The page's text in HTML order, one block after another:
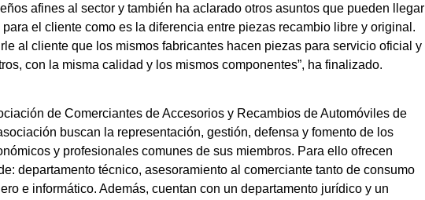
afines al sector y también ha aclarado otros asuntos que pueden llegar
el cliente como es la diferencia entre piezas recambio libre y original.
al cliente que los mismos fabricantes hacen piezas para servicio oficial y
con la misma calidad y los mismos componentes”, ha finalizado.
de Comerciantes de Accesorios y Recambios de Automóviles de
buscan la representación, gestión, defensa y fomento de los
y profesionales comunes de sus miembros. Para ello ofrecen
departamento técnico, asesoramiento al comerciante tanto de consumo
e informático. Además, cuentan con un departamento jurídico y un